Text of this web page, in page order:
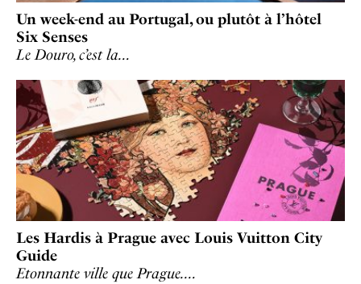
Un week-end au Portugal, ou plutôt à l’hôtel
Six Senses
Le Douro, c’est la…
Les Hardis à Prague avec Louis Vuitton City
Guide
Etonnante ville que Prague.…